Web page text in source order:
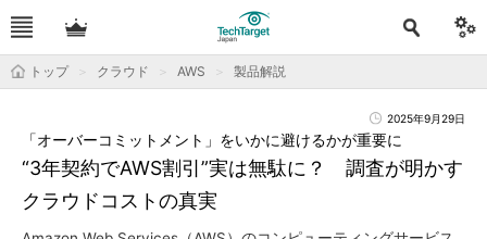
トップ クラウド AWS 製品解説
2025年9月29日
“3年契約でAWS割引”実は無駄に？ 調査が明かす
クラウドコストの真実
「オーバーコミットメント」をいかに避けるかが重要に